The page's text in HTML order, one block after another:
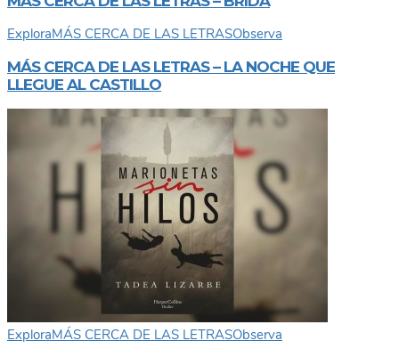
ExploraMÁS CERCA DE LAS LETRASObserva
MÁS CERCA DE LAS LETRAS – LA NOCHE QUE
LLEGUE AL CASTILLO
ExploraMÁS CERCA DE LAS LETRASObserva